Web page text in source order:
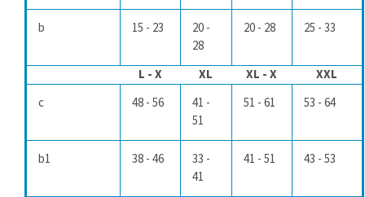
b 15 - 23
20 -
28
20 - 28 25 - 33
L - X XL XL - X
XXL
c
48 - 56
41 -
51
51 - 61 53 - 64
b1 38 - 46
33 -
41
41 - 51 43 - 53